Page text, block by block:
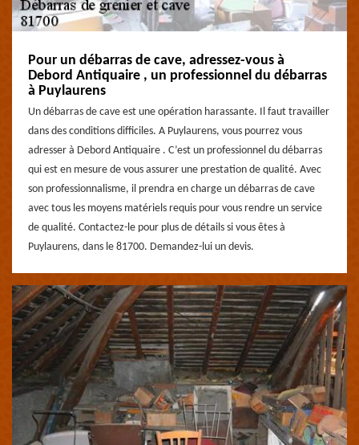
Pour un débarras de cave, adressez-vous à
Debord Antiquaire , un professionnel du débarras
à Puylaurens
Un débarras de cave est une opération harassante. Il faut travailler
dans des conditions difficiles. A Puylaurens, vous pourrez vous
adresser à Debord Antiquaire . C’est un professionnel du débarras
qui est en mesure de vous assurer une prestation de qualité. Avec
son professionnalisme, il prendra en charge un débarras de cave
avec tous les moyens matériels requis pour vous rendre un service
de qualité. Contactez-le pour plus de détails si vous êtes à
Puylaurens, dans le 81700. Demandez-lui un devis.